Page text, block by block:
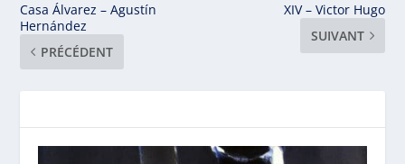
Casa Álvarez – Agustín
Hernández
PRÉCÉDENT
XIV – Victor Hugo
SUIVANT